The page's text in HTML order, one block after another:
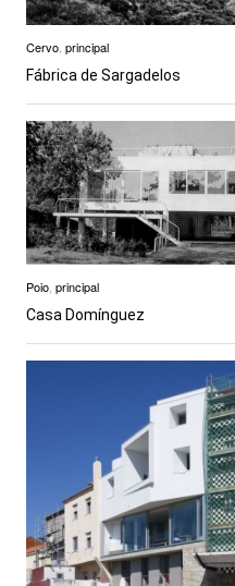
Cervo principal
Fábrica de Sargadelos
Poio principal
Casa Domínguez